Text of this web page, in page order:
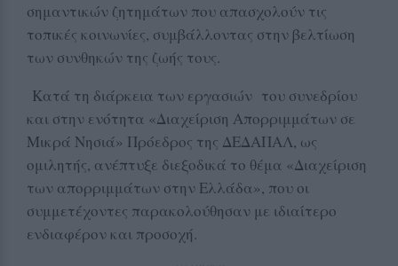
σημαντικών ζητημάτων που απασχολούν τις
τοπικές κοινωνίες, συμβάλλοντας στην βελτίωση
των συνθηκών της ζωής τους.
Κατά τη διάρκεια των εργασιών του συνεδρίου
και στην ενότητα «Διαχείριση Απορριμμάτων σε
Μικρά Νησιά» Πρόεδρος της ΔΕΔΑΠΑΛ, ως
ομιλητής, ανέπτυξε διεξοδικά το θέμα «Διαχείριση
των απορριμμάτων στην Ελλάδα», που οι
συμμετέχοντες παρακολούθησαν με ιδιαίτερο
ενδιαφέρον και προσοχή.